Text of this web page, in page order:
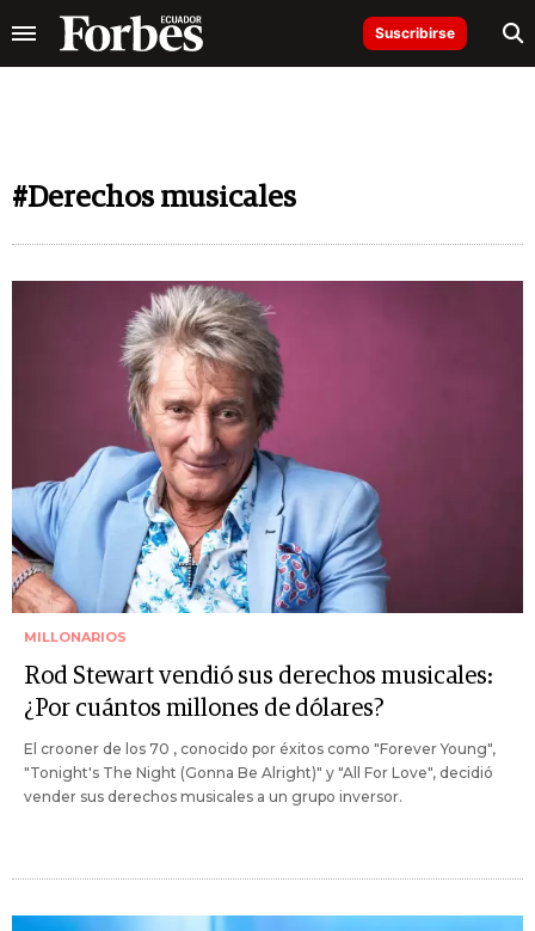
Suscribirse
#Derechos musicales
MILLONARIOS
Rod Stewart vendió sus derechos musicales:
¿Por cuántos millones de dólares?
El crooner de los 70 , conocido por éxitos como "Forever Young",
"Tonight's The Night (Gonna Be Alright)" y "All For Love", decidió
vender sus derechos musicales a un grupo inversor.